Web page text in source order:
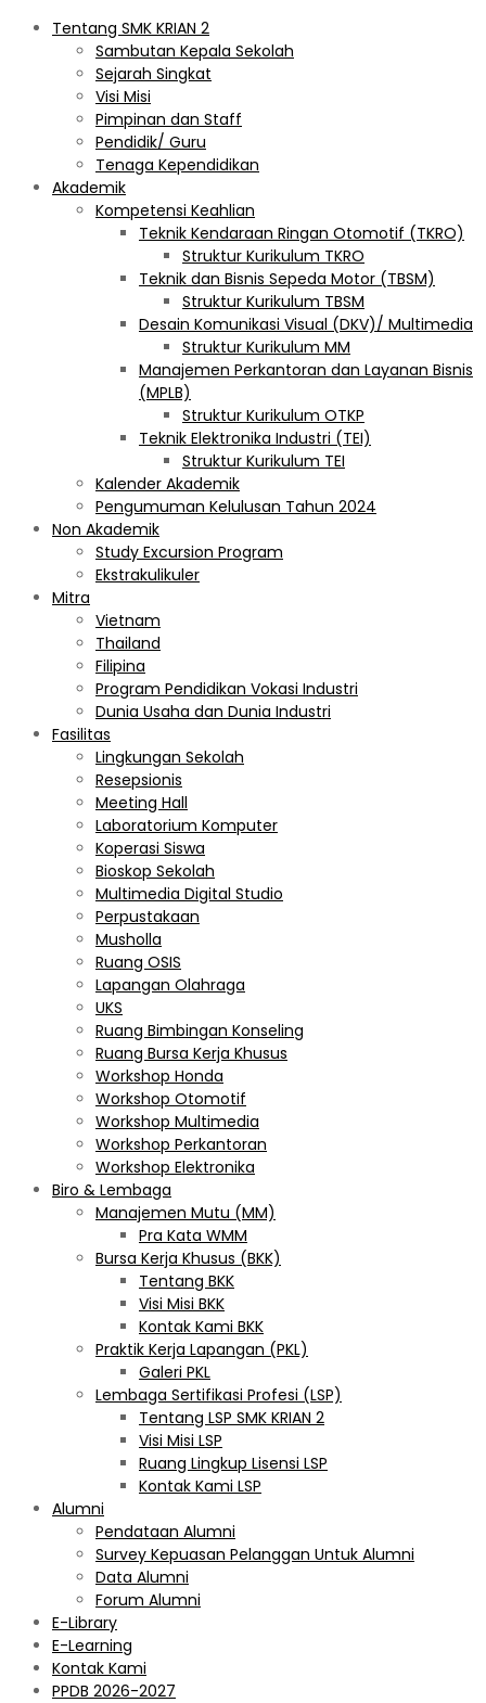
Tentang SMK KRIAN 2
Sambutan Kepala Sekolah
Sejarah Singkat
Visi Misi
Pimpinan dan Staff
Pendidik/ Guru
Tenaga Kependidikan
Akademik
Kompetensi Keahlian
Teknik Kendaraan Ringan Otomotif (TKRO)
Struktur Kurikulum TKRO
Teknik dan Bisnis Sepeda Motor (TBSM)
Struktur Kurikulum TBSM
Desain Komunikasi Visual (DKV)/ Multimedia
Struktur Kurikulum MM
Manajemen Perkantoran dan Layanan Bisnis
(MPLB)
Struktur Kurikulum OTKP
Teknik Elektronika Industri (TEI)
Struktur Kurikulum TEI
Kalender Akademik
Pengumuman Kelulusan Tahun 2024
Non Akademik
Study Excursion Program
Ekstrakulikuler
Mitra
Vietnam
Thailand
Filipina
Program Pendidikan Vokasi Industri
Dunia Usaha dan Dunia Industri
Fasilitas
Lingkungan Sekolah
Resepsionis
Meeting Hall
Laboratorium Komputer
Koperasi Siswa
Bioskop Sekolah
Multimedia Digital Studio
Perpustakaan
Musholla
Ruang OSIS
Lapangan Olahraga
UKS
Ruang Bimbingan Konseling
Ruang Bursa Kerja Khusus
Workshop Honda
Workshop Otomotif
Workshop Multimedia
Workshop Perkantoran
Workshop Elektronika
Biro & Lembaga
Manajemen Mutu (MM)
Pra Kata WMM
Bursa Kerja Khusus (BKK)
Tentang BKK
Visi Misi BKK
Kontak Kami BKK
Praktik Kerja Lapangan (PKL)
Galeri PKL
Lembaga Sertifikasi Profesi (LSP)
Tentang LSP SMK KRIAN 2
Visi Misi LSP
Ruang Lingkup Lisensi LSP
Kontak Kami LSP
Alumni
Pendataan Alumni
Survey Kepuasan Pelanggan Untuk Alumni
Data Alumni
Forum Alumni
E-Library
E-Learning
Kontak Kami
PPDB 2026-2027